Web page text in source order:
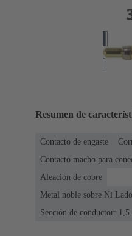
Resumen de
Contacto de engaste
Contacto macho para
Aleación de cobre
Metal noble sobre Ni
Sección de conductor: 1,5